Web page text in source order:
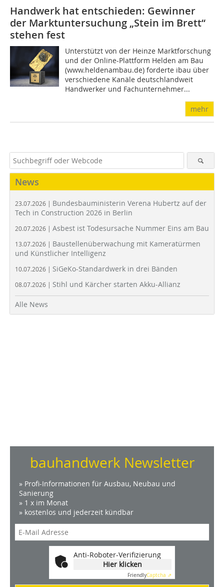
Handwerk hat entschieden: Gewinner
der Marktuntersuchung „Stein im Brett“
stehen fest
Unterstützt von der Heinze Marktforschung
und der Online-Plattform Helden am Bau
(www.heldenambau.de) forderte ibau über
verschiedene Kanäle deutschlandweit
Handwerker und Fachunternehmer...
mehr
News
23.07.2026 | Bundesbauministerin Verena Hubertz auf der
Tech in Construction 2026 in Berlin
20.07.2026 | Asbest ist Todesursache Nummer Eins am Bau
13.07.2026 | Baustellenüberwachung mit Kameratürmen
und Künstlicher Intelligenz
10.07.2026 | SiGeKo-Standardwerk in drei Bänden
08.07.2026 | Stihl und Kärcher starten Akku-Allianz
Alle News
bauhandwerk Newsletter
» Profi-Informationen für Ausbau, Neubau und
Sanierung
» 1 x im Monat
» kostenlos und jederzeit kündbar
Anti-Roboter-Verifizierung
Hier klicken
FriendlyCaptcha ⇗